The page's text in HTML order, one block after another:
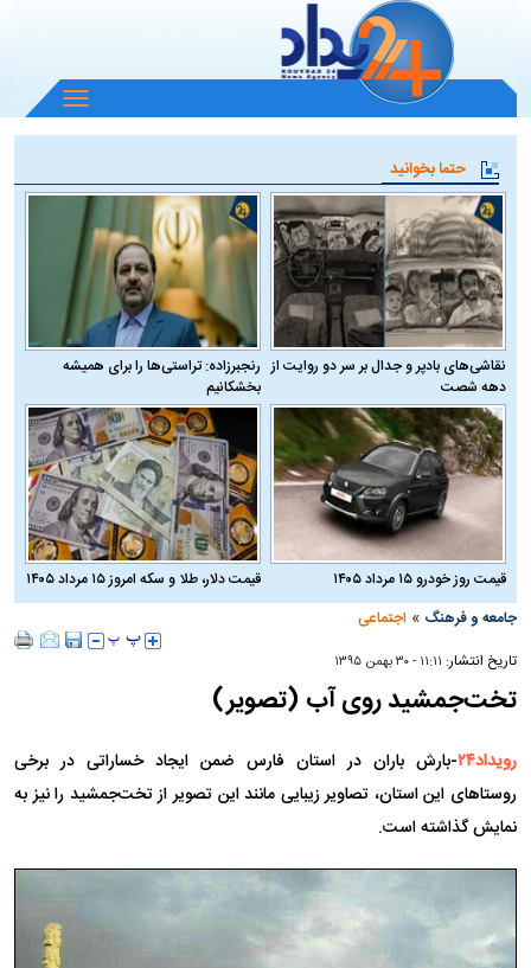
باز
و
منو
حتما بخوانید
نقاشی‌های بادپر و جدال بر سر دو روایت از
دهه شصت
رنجبرزاده: تراستی‌ها را برای همیشه
بخشکانیم
قیمت روز خودرو ۱۵ مرداد ۱۴۰۵
قیمت دلار، طلا و سکه امروز ۱۵ مرداد ۱۴۰۵
جامعه و فرهنگ »اجتماعی
تاریخ انتشار: ۱۱:۱۱ - ۳۰ بهمن ۱۳۹۵
تخت‌جمشید روی آب (تصویر)
رویداد۲۴
-بارش باران در استان فارس ضمن ایجاد خساراتی در برخی
روستاهای این استان، تصاویر زیبایی مانند این تصویر از تخت‌جمشید را نیز به
نمایش گذاشته است.